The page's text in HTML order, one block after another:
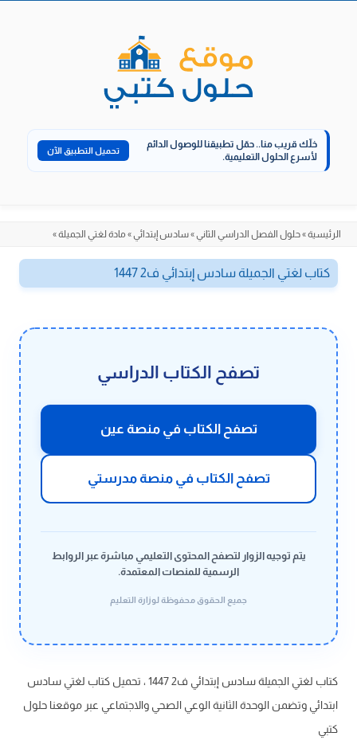
خلّك قريب منا.. حمّل تطبيقنا للوصول الدائم
لأسرع الحلول التعليمية.
تحميل التطبيق الآن
الرئيسية»حلول الفصل الدراسي الثاني»سادس إبتدائي» مادة لغتي الجميلة»
كتاب لغتي الجميلة سادس إبتدائي ف2 1447
تصفح الكتاب الدراسي
تصفح الكتاب في منصة عين
تصفح الكتاب في منصة مدرستي
يتم توجيه الزوار لتصفح المحتوى التعليمي مباشرة عبر الروابط
الرسمية للمنصات المعتمدة.
جميع الحقوق محفوظة لوزارة التعليم
كتاب لغتي الجميلة سادس إبتدائي ف2 1447 ، تحميل كتاب لغتي سادس
ابتدائي وتضمن الوحدة الثانية الوعي الصحي والاجتماعي عبر موقعنا حلول
كتبي